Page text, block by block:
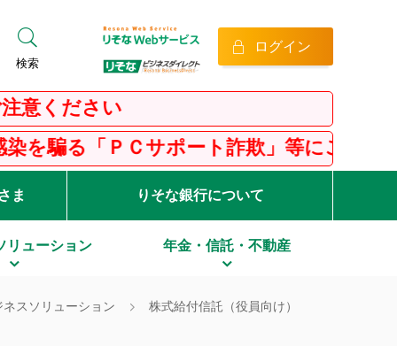
検索
ログイン
い
ポート詐欺」等にご注意ください！
ま りそな銀行について
リューション 年金・信託・不動産
ネスソリューション 株式給付信託（役員向け）